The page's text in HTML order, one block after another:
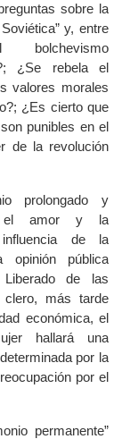
sobre la
y, entre
¿Se rebela el
valores morales
¿Es cierto que
punibles en el
de la revolución
prolongado y
el amor y la
de la
pública
de las
más tarde
económica, el
hallará una
por la
por el
permanente”